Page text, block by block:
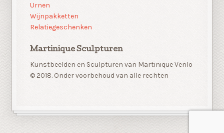
Urnen
Wijnpakketten
Relatiegeschenken
Martinique Sculpturen
Kunstbeelden en Sculpturen van Martinique Venlo
© 2018. Onder voorbehoud van alle rechten